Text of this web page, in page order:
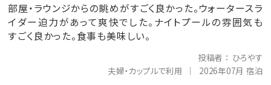
部屋・ラウンジからの眺めがすごく良かった。ウォータースラ
イダー迫力があって爽快でした。ナイトプールの雰囲気も
すごく良かった。食事も美味しい。
投稿者
ひろやす
夫婦・カップルで利用
2026年07月 宿泊